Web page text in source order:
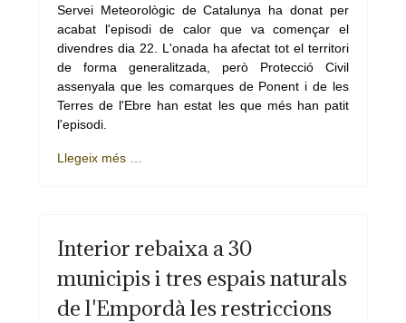
Servei Meteorològic de Catalunya ha donat per
acabat l'episodi de calor que va començar el
divendres dia 22. L'onada ha afectat tot el territori
de forma generalitzada, però Protecció Civil
assenyala que les comarques de Ponent i de les
Terres de l'Ebre han estat les que més han patit
l'episodi.
Llegeix més …
Interior rebaixa a 30
municipis i tres espais naturals
de l'Empordà les restriccions